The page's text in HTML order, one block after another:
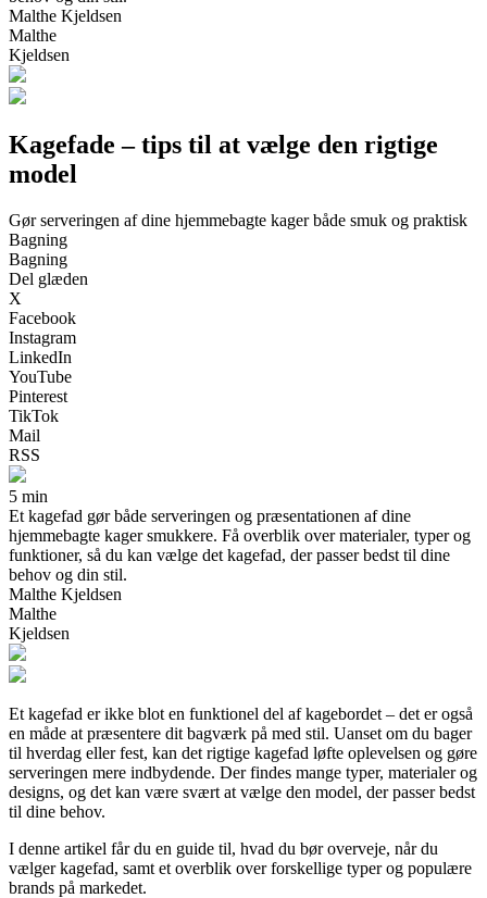
Malthe Kjeldsen
Malthe
Kjeldsen
Kagefade – tips til at vælge den rigtige
model
Gør serveringen af dine hjemmebagte kager både smuk og praktisk
Bagning
Bagning
Del glæden
X
Facebook
Instagram
LinkedIn
YouTube
Pinterest
TikTok
Mail
RSS
5 min
Et kagefad gør både serveringen og præsentationen af dine
hjemmebagte kager smukkere. Få overblik over materialer, typer og
funktioner, så du kan vælge det kagefad, der passer bedst til dine
behov og din stil.
Malthe Kjeldsen
Malthe
Kjeldsen
Et kagefad er ikke blot en funktionel del af kagebordet – det er også
en måde at præsentere dit bagværk på med stil. Uanset om du bager
til hverdag eller fest, kan det rigtige kagefad løfte oplevelsen og gøre
serveringen mere indbydende. Der findes mange typer, materialer og
designs, og det kan være svært at vælge den model, der passer bedst
til dine behov.
I denne artikel får du en guide til, hvad du bør overveje, når du
vælger kagefad, samt et overblik over forskellige typer og populære
brands på markedet.